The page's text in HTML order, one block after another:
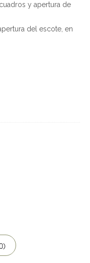
y apertura de
del escote, en